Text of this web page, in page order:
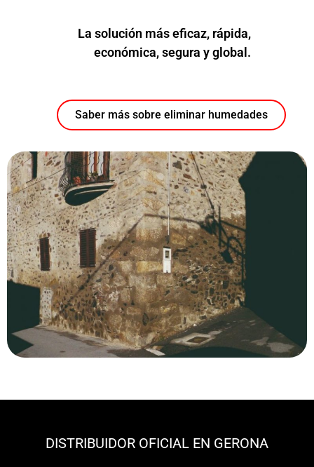
La solución más eficaz, rápida,
económica, segura y global.
Saber más sobre eliminar humedades
DISTRIBUIDOR OFICIAL EN GERONA